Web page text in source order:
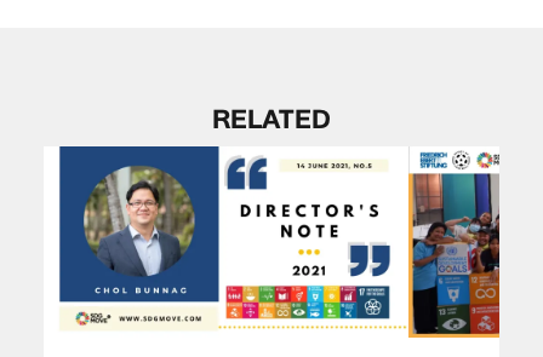
RELATED